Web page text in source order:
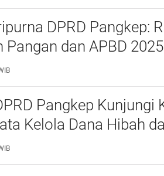
DPRD Pangkep:
Pangan dan APBD
Catatan
Pangkep Kunjungi
Kelola Dana Hibah